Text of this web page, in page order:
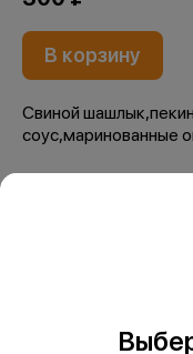
В корзину
Свиной
соус,маринованные
ОГРНИП
Калуга, ул.
Банк: АО
БИК 044525974